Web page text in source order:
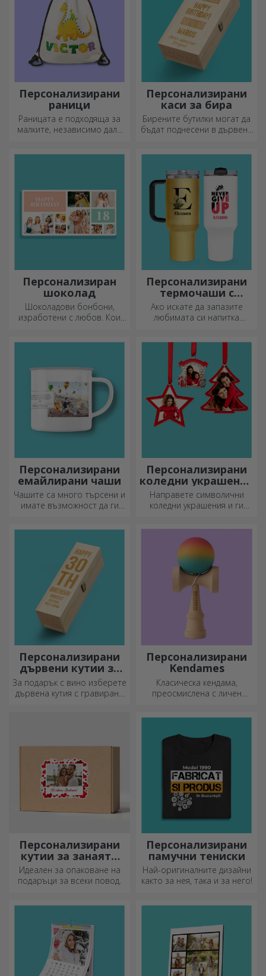
Персонализирани
раници
Раницата е подходяща за
малките, независимо дали
Персонализирани
каси за бира
Бирените бутилки могат да
бъдат поднесени в дървени
Персонализиран
шоколад
Шоколадови бонбони,
изработени с любов. Кои
Персонализирани
термочаши с
дръжка и сламка
Ако искате да запазите
любимата си напитка
тръгвате на дълго
пътуване, нашата термоса
е идеална за такива случаи.
Персонализирани
емайлирани чаши
Чашите са много търсени и
имате възможност да ги
емайлираните не се чупят.
Персонализирани
коледни украшения
за елха
Направете символични
коледни украшения и ги
Персонализирани
дървени кутии за
вино
За подарък с вино изберете
дървена кутия с гравирани
Персонализирани
Kendames
Класическа кендама,
преосмислена с личен
Персонализирани
кутии за занаяти
със стикери
Идеален за опаковане на
подаръци за всеки повод.
Персонализирани
памучни тениски
Най-оригиналните дизайни
както за нея, така и за него!